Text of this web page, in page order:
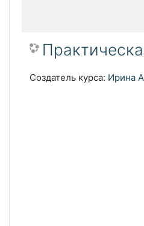
Создатель курса: Ирина